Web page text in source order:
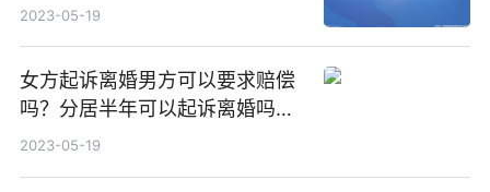
2023-05-19
女方起诉离婚男方可以要求赔偿
吗？分居半年可以起诉离婚吗？
起诉离婚的条件有哪些？
2023-05-19